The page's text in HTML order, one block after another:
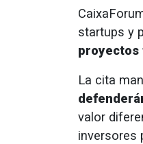
startups y
proyectos
La cita
valor
inversores